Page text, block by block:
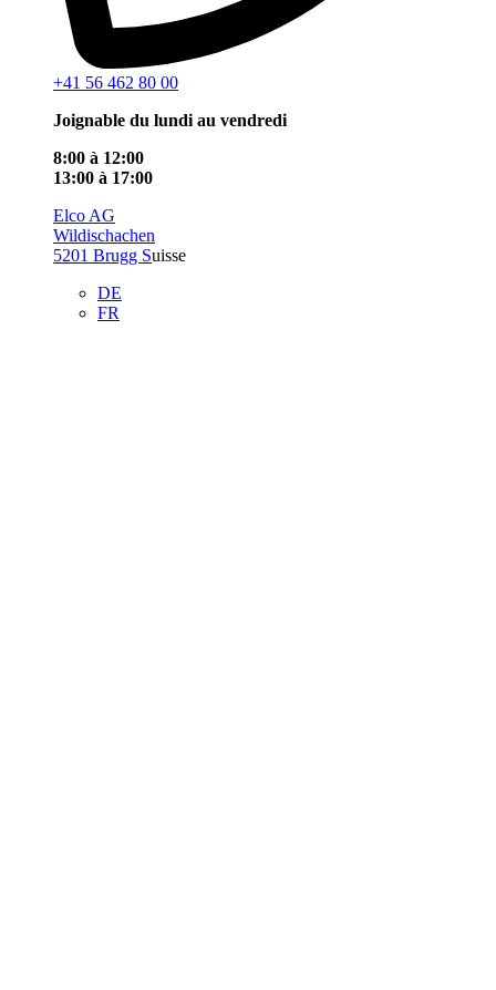
+41 56 462 80 00
Joignable du lundi au vendredi
8:00 à 12:00
13:00 à 17:00
Elco AG
Wildischachen
5201 Brugg Suisse
DE
FR